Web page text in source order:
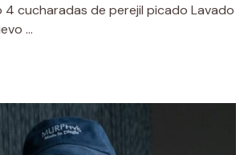
4 cucharadas de perejil picado Lavado
…